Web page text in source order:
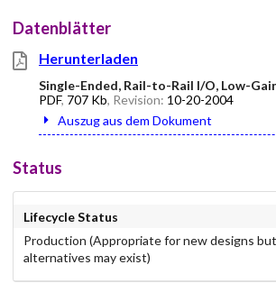
Datenblätter
Herunterladen
Single-Ended, Rail-to-Rail I/O, Low-
PDF, 707 Kb, Revision: 10-20-2004
Auszug aus dem Dokument
Status
Lifecycle Status
Production (Appropriate for new designs
alternatives may exist)